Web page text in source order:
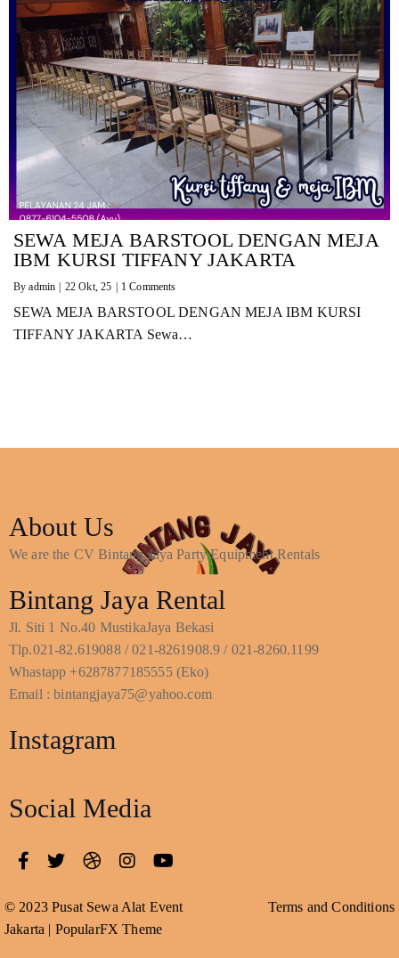
SEWA MEJA BARSTOOL DENGAN MEJA
IBM KURSI TIFFANY JAKARTA
Byadmin | 22 Okt, 25 | 1 Comments
SEWA MEJA BARSTOOL DENGAN MEJA IBM KURSI
TIFFANY JAKARTA Sewa…
About Us
We are the CV Bintang Jaya Party Equipment Rentals
Bintang Jaya Rental
Jl. Siti 1 No.40 MustikaJaya Bekasi
Tlp.021-82.619088 / 021-8261908.9 / 021-8260.1199
Whastapp +6287877185555 (Eko)
Email : bintangjaya75@yahoo.com
Instagram
Social Media
© 2023 Pusat Sewa Alat Event
Jakarta | PopularFX Theme
Terms and Conditions